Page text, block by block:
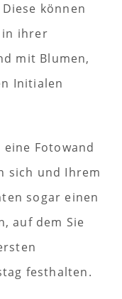
können
in ihrer
mit Blumen,
Initialen
Fotowand
sich und Ihrem
sogar einen
auf dem Sie
festhalten.